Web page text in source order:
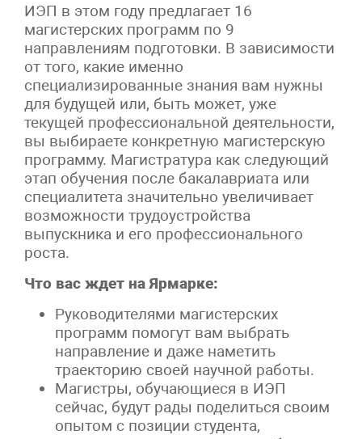
ИЭП в этом году предлагает 16
магистерских программ по 9
направлениям подготовки. В зависимости
от того, какие именно
специализированные знания вам нужны
для будущей или, быть может, уже
текущей профессиональной деятельности,
вы выбираете конкретную магистерскую
программу. Магистратура как следующий
этап обучения после бакалавриата или
специалитета значительно увеличивает
возможности трудоустройства
выпускника и его профессионального
роста.
Что вас ждет на Ярмарке:
Руководителями магистерских
программ помогут вам выбрать
направление и даже наметить
траекторию своей научной работы.
Магистры, обучающиеся в ИЭП
сейчас, будут рады поделиться своим
опытом с позиции студента,